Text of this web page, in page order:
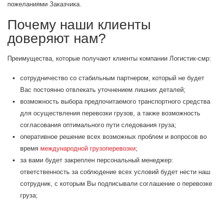
пожеланиями Заказчика.
Почему наши клиенты
доверяют нам?
Преимущества, которые получают клиенты компании Логистик-смр:
сотрудничество со стабильным партнером, который не будет
Вас постоянно отвлекать уточнением лишних деталей;
возможность выбора предпочитаемого транспортного средства
для осуществления перевозки грузов, а также возможность
согласования оптимального пути следования груза;
оперативное решение всех возможных проблем и вопросов во
время международной грузоперевозки;
за вами будет закреплен персональный менеджер:
ответственность за соблюдение всех условий будет нести наш
сотрудник, с которым Вы подписывали соглашение о перевозке
груза;